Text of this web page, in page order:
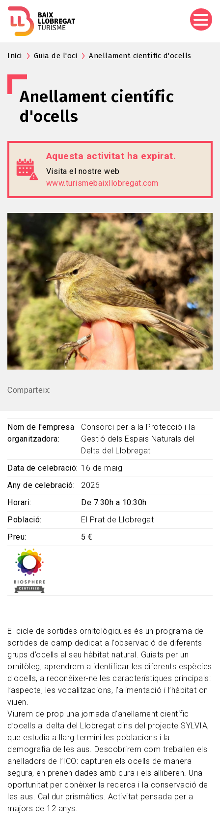
Inici Guia de l'oci Anellament científic d'ocells
Anellament científic
d'ocells
Aquesta activitat ha expirat.
Visita el nostre web
www.turismebaixllobregat.com
Comparteix:
El cicle de sortides ornitològiques és un programa de
sortides de camp dedicat a l’observació de diferents
grups d’ocells al seu hàbitat natural. Guiats per un
ornitòleg, aprendrem a identificar les diferents espècies
d'ocells, a reconèixer-ne les característiques principals:
l’aspecte, les vocalitzacions, l’alimentació i l’hàbitat on
viuen.
Viurem de prop una jornada d’anellament científic
d’ocells al delta del Llobregat dins del projecte SYLVIA,
que estudia a llarg termini les poblacions i la
demografia de les aus. Descobrirem com treballen els
anelladors de l’ICO: capturen els ocells de manera
segura, en prenen dades amb cura i els alliberen. Una
oportunitat per conèixer la recerca i la conservació de
les aus. Cal dur prismàtics. Activitat pensada per a
majors de 12 anys.
Nom de l'empresa
organitzadora
Consorci per a la Protecció i la
Gestió dels Espais Naturals del
Delta del Llobregat
Data de celebració 16 de maig
Any de celebració
2026
Horari
De 7.30h a 10:30h
Població
El Prat de Llobregat
Preu
5 €